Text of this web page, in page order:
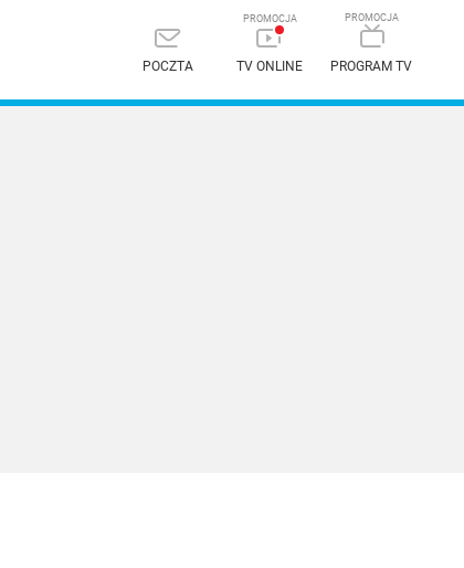
POCZTA TV ONLINE PROGRAM TV